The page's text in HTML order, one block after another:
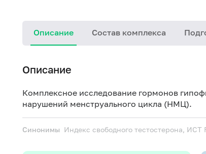
Описание Состав комплекса
Описание
Комплексное исследование гормонов
нарушений менструального цикла (НМЦ).
Синонимы Индекс свободного тестостерона, ИСТ